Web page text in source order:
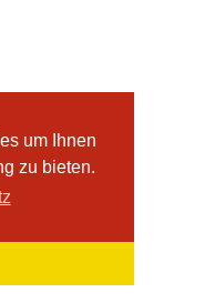
um Ihnen
zu bieten.